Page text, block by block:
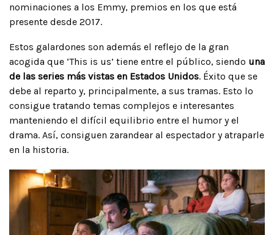
nominaciones a los Emmy, premios en los que está
presente desde 2017.
Estos galardones son además el reflejo de la gran
acogida que ‘This is us’ tiene entre el público, siendo una
de las series más vistas en Estados Unidos. Éxito que se
debe al reparto y, principalmente, a sus tramas. Esto lo
consigue tratando temas complejos e interesantes
manteniendo el difícil equilibrio entre el humor y el
drama. Así, consiguen zarandear al espectador y atraparle
en la historia.